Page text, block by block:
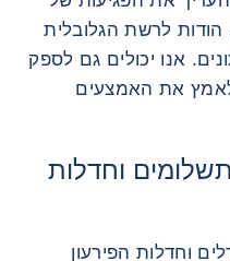
לרשת הגלובלית
אנו יכולים גם לספק
את האמצעים
וחדלות
וחדלות הפירעון